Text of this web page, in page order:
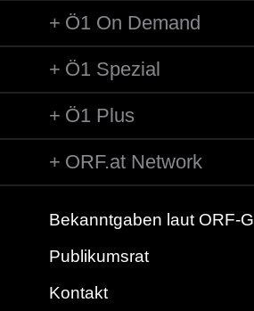
Ö1 On Demand
Ö1 Spezial
Ö1 Plus
ORF.at Network
Bekanntgaben laut ORF-G
Publikumsrat
Kontakt